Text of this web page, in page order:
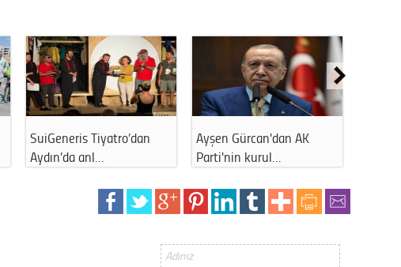
SuiGeneris Tiyatro’dan
Aydın’da anl…
Ayşen Gürcan'dan AK
Parti'nin kurul…